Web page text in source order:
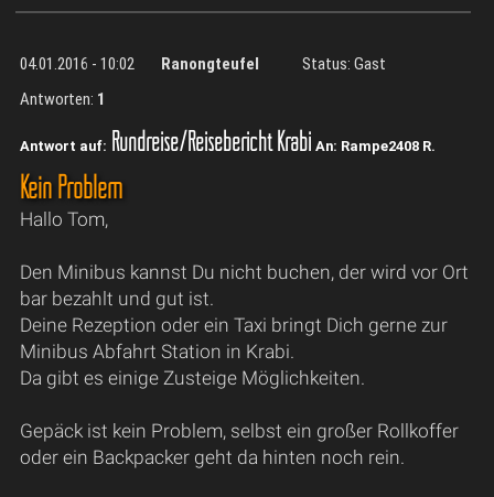
04.01.2016 - 10:02 Ranongteufel
Status: Gast
Antworten: 1
Antwort auf: Rundreise/Reisebericht Krabi An: Rampe2408 R.
Kein Problem
Hallo Tom,
Den Minibus kannst Du nicht buchen, der wird vor Ort
bar bezahlt und gut ist.
Deine Rezeption oder ein Taxi bringt Dich gerne zur
Minibus Abfahrt Station in Krabi.
Da gibt es einige Zusteige Möglichkeiten.
Gepäck ist kein Problem, selbst ein großer Rollkoffer
oder ein Backpacker geht da hinten noch rein.